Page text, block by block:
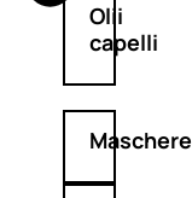
Olii
capelli
Maschere